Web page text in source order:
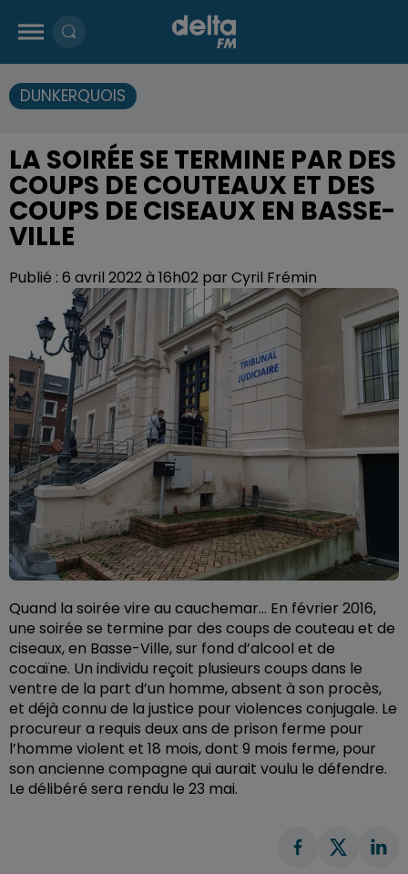
DUNKERQUOIS
LA SOIRÉE SE TERMINE PAR DES
COUPS DE COUTEAUX ET DES
COUPS DE CISEAUX EN BASSE-
VILLE
Publié : 6 avril 2022 à 16h02 par Cyril Frémin
Quand la soirée vire au cauchemar… En février 2016,
une soirée se termine par des coups de couteau et de
ciseaux, en Basse-Ville, sur fond d’alcool et de
cocaïne. Un individu reçoit plusieurs coups dans le
ventre de la part d’un homme, absent à son procès,
et déjà connu de la justice pour violences conjugale. Le
procureur a requis deux ans de prison ferme pour
l’homme violent et 18 mois, dont 9 mois ferme, pour
son ancienne compagne qui aurait voulu le défendre.
Le délibéré sera rendu le 23 mai.